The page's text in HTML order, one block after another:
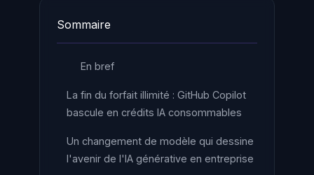
Sommaire
En bref
La fin du forfait illimité : GitHub Copilot
bascule en crédits IA consommables
Un changement de modèle qui dessine
l'avenir de l'IA générative en entreprise